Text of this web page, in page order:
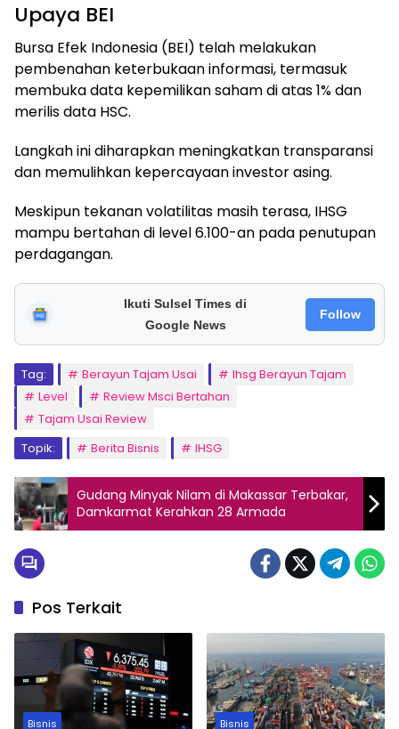
Upaya BEI
Bursa Efek Indonesia (BEI) telah melakukan
pembenahan keterbukaan informasi, termasuk
membuka data kepemilikan saham di atas 1% dan
merilis data HSC.
Langkah ini diharapkan meningkatkan transparansi
dan memulihkan kepercayaan investor asing.
Meskipun tekanan volatilitas masih terasa, IHSG
mampu bertahan di level 6.100-an pada penutupan
perdagangan.
Ikuti Sulsel Times di
Google News
Follow
Tag: Berayun Tajam Usai
Ihsg Berayun Tajam
Level
Review Msci Bertahan
Tajam Usai Review
Topik:
Berita Bisnis IHSG
Gudang Minyak Nilam di Makassar Terbakar,
Damkarmat Kerahkan 28 Armada
Pos Terkait
Bisnis Bisnis